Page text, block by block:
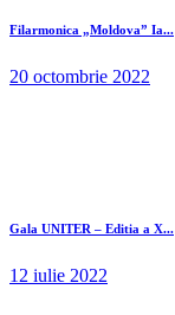
Filarmonica „Moldova” Ia...
20 octombrie 2022
Gala UNITER – Editia a X...
12 iulie 2022